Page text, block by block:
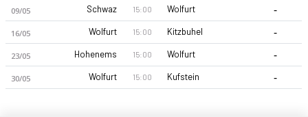
09/05 Schwaz 15:00 Wolfurt -
16/05 Wolfurt 15:00 Kitzbuhel -
23/05 Hohenems 15:00 Wolfurt -
30/05 Wolfurt 15:00 Kufstein -